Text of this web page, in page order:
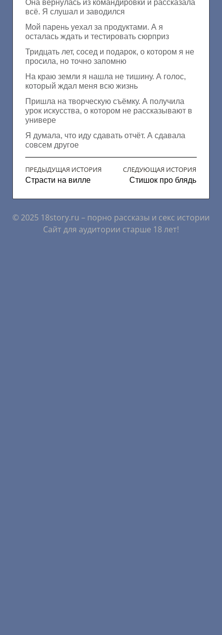
Она вернулась из командировки и рассказала
всё. Я слушал и заводился
Мой парень уехал за продуктами. А я
осталась ждать и тестировать сюрприз
Тридцать лет, сосед и подарок, о котором я не
просила, но точно запомню
На краю земли я нашла не тишину. А голос,
который ждал меня всю жизнь
Пришла на творческую съёмку. А получила
урок искусства, о котором не рассказывают в
универе
Я думала, что иду сдавать отчёт. А сдавала
совсем другое
ПРЕДЫДУЩАЯ ИСТОРИЯ
Страсти на вилле
СЛЕДУЮЩАЯ ИСТОРИЯ
Стишок про блядь
© 2025 18story.ru – порно рассказы и секс истории
Сайт для аудитории старше 18 лет!